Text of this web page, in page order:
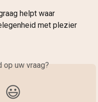
helpt waar
met plezier
op uw vraag?
😃